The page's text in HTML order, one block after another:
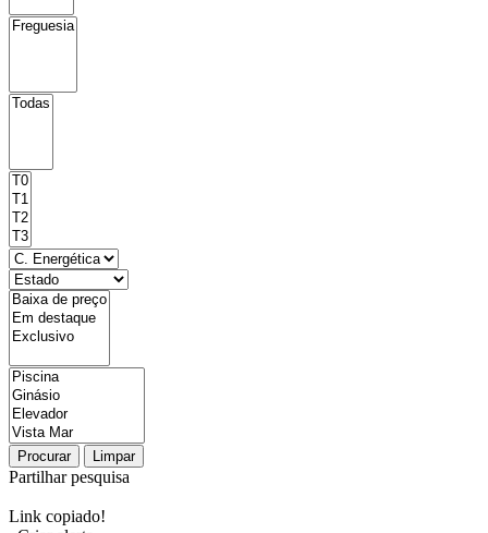
Procurar Limpar
Partilhar pesquisa
Link copiado!